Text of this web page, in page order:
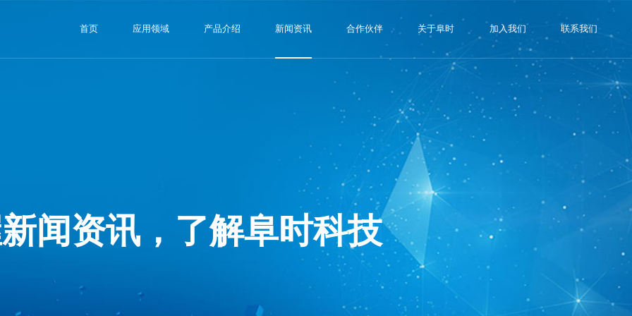
首页 应用领域 产品介绍 新闻资讯 合作伙伴 关于阜时 加入我们 联系我们
闻资讯，了解阜时科技